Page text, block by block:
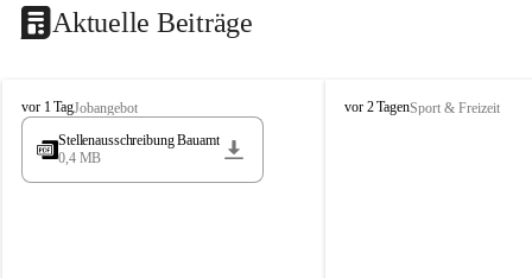
Aktuelle Beiträge
S
t
s
vor 1 TagJobangebot
Stellenausschreibung Bauamt
0,4 MB
S
vor 2 TagenSport & Freizeit